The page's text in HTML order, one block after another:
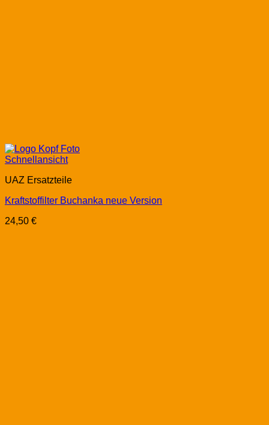
Schnellansicht
UAZ Ersatzteile
Kraftstoffilter Buchanka neue Version
24,50 €